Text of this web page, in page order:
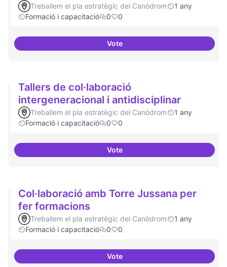
Treballem el pla estratègic del Canòdrom
1 any
Formació i capacitació
0 0
VoteConsolidar oferta antena
Tallers de col·laboració
intergeneracional i antidisciplinar
Treballem el pla estratègic del Canòdrom
1 any
Formació i capacitació
0 0
VoteTallers de col·laboració
Col·laboració amb Torre Jussana per
fer formacions
Treballem el pla estratègic del Canòdrom
1 any
Formació i capacitació
0 0
VoteCol·laboració amb Torre